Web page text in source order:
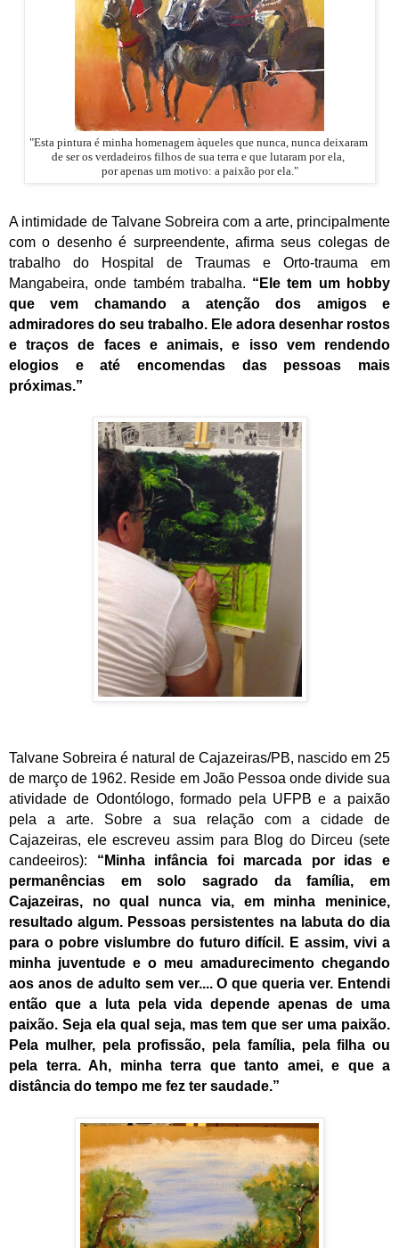
"Esta pintura é minha homenagem àqueles que nunca, nunca deixaram
de ser os verdadeiros filhos de sua terra e que lutaram por ela,
por apenas um motivo: a paixão por ela."
A intimidade de Talvane Sobreira com a arte, principalmente
com o desenho é surpreendente, afirma seus colegas de
trabalho do Hospital de Traumas e Orto-trauma em
Mangabeira, onde também trabalha. “Ele tem um hobby
que vem chamando a atenção dos amigos e
admiradores do seu trabalho. Ele adora desenhar rostos
e traços de faces e animais, e isso vem rendendo
elogios e até encomendas das pessoas mais
próximas.”
Talvane Sobreira é natural de Cajazeiras/PB, nascido em 25
de março de 1962. Reside em João Pessoa onde divide sua
atividade de Odontólogo, formado pela UFPB e a paixão
pela a arte. Sobre a sua relação com a cidade de
Cajazeiras, ele escreveu assim para Blog do Dirceu (sete
candeeiros): “Minha infância foi marcada por idas e
permanências em solo sagrado da família, em
Cajazeiras, no qual nunca via, em minha meninice,
resultado algum. Pessoas persistentes na labuta do dia
para o pobre vislumbre do futuro difícil. E assim, vivi a
minha juventude e o meu amadurecimento chegando
aos anos de adulto sem ver.... O que queria ver. Entendi
então que a luta pela vida depende apenas de uma
paixão. Seja ela qual seja, mas tem que ser uma paixão.
Pela mulher, pela profissão, pela família, pela filha ou
pela terra. Ah, minha terra que tanto amei, e que a
distância do tempo me fez ter saudade.”